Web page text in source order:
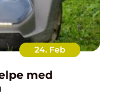
24. Feb
med